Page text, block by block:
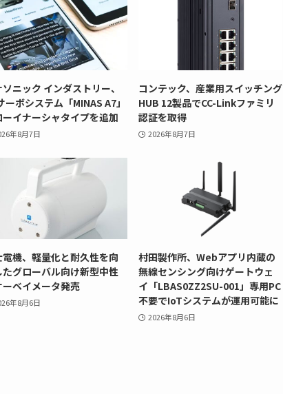
ニック インダストリー、
ーボシステム「MINAS A7」
ーイナーシャタイプを追加
年8月7日
コンテック、産業用スイッチング
HUB 12製品でCC-Linkファミリ
認証を取得
2026年8月7日
電機、軽量化と耐久性を向
たグローバル向け新型中性
ーベイメータ発売
年8月6日
村田製作所、Webアプリ内蔵の
無線センシング向けゲートウェ
イ「LBAS0ZZ2SU-001」専用PC
不要でIoTシステムが運用可能に
2026年8月6日